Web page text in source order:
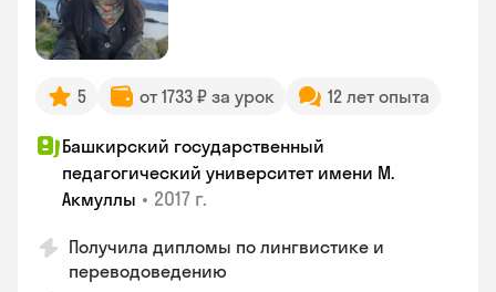
5 от 1733 ₽ за урок 12 лет опыта
Башкирский государственный
педагогический университет имени М.
Акмуллы • 2017 г.
Получила дипломы по лингвистике и
переводоведению